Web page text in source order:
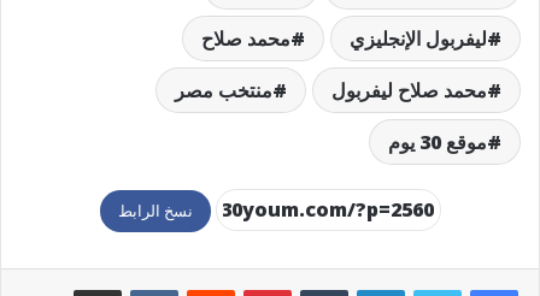
ليفربول الإنجليزي
محمد صلاح
محمد صلاح ليفربول
منتخب مصر
موقع 30 يوم
نسخ الرابط
لينكدإن بينتيريست مشاركة عبر البريد